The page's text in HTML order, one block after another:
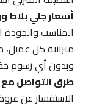
أسعار جلي بلاط
المناسب والجودة
ميزانية كل عميل،
وبدون أي رسوم
طرق التواصل
الاستفسار عن